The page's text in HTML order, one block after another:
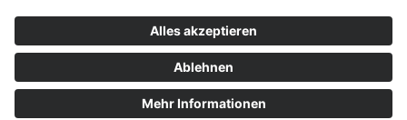
derartige Inhalte umgehend entfernen.